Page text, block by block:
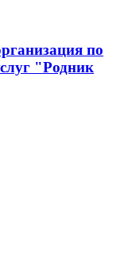
по
"Родник